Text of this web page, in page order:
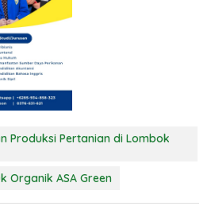
Produksi Pertanian di Lombok
Organik ASA Green